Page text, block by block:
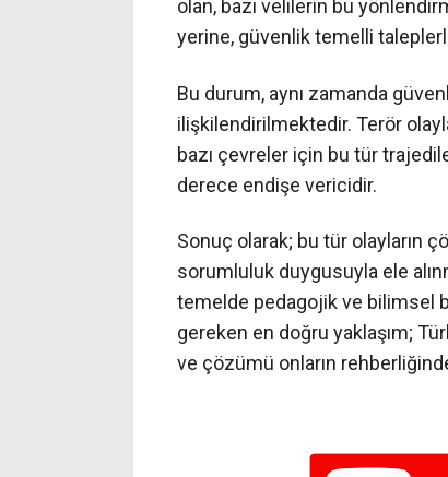
olan, bazı velilerin bu
yerine, güvenlik temelli
Bu durum, aynı zamanda
ilişkilendirilmektedir. Terör
bazı çevreler için bu tür
derece endişe vericidir.
Sonuç olarak; bu tür olayların
sorumluluk duygusuyla ele
temelde pedagojik ve bilimsel
gereken en doğru yaklaşım;
ve çözümü onların